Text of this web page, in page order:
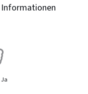
Informationen
Ja